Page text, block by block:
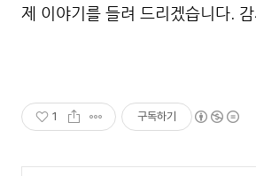
제 이야기를 들려 드리겠습니다.
1 구독하기